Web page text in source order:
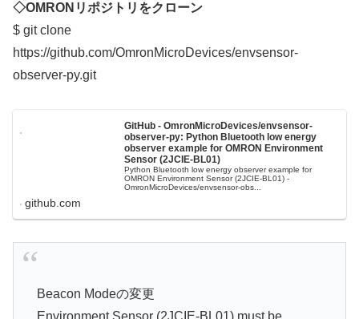
◇OMRONリポジトリをクローン
$ git clone
https://github.com/OmronMicroDevices/envsensor-
observer-py.git
GitHub - OmronMicroDevices/envsensor-
observer-py: Python Bluetooth low energy
observer example for OMRON Environment
Sensor (2JCIE-BL01)
Python Bluetooth low energy observer example for
OMRON Environment Sensor (2JCIE-BL01) -
OmronMicroDevices/envsensor-obs...
github.com
Beacon Modeの変更